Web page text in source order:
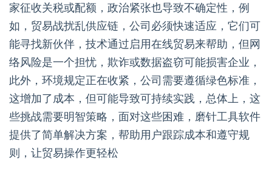
家征收关税或配额，政治紧张也导致不确定性，例
如，贸易战扰乱供应链，公司必须快速适应，它们可
能寻找新伙伴，技术通过启用在线贸易来帮助，但网
络风险是一个担忧，欺诈或数据盗窃可能损害企业，
此外，环境规定正在收紧，公司需要遵循绿色标准，
这增加了成本，但可能导致可持续实践，总体上，这
些挑战需要明智策略，面对这些困难，磨针工具软件
提供了简单解决方案，帮助用户跟踪成本和遵守规
则，让贸易操作更轻松